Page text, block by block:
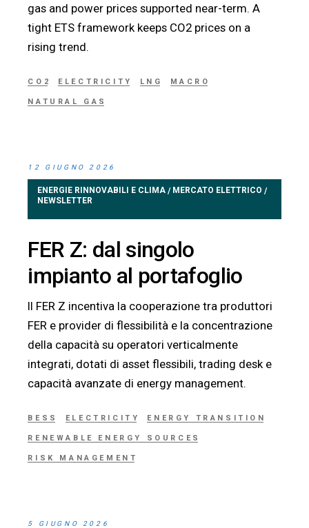
gas and power prices supported near-term. A
tight ETS framework keeps CO2 prices on a
rising trend.
CO2 ELECTRICITY LNG MACRO
NATURAL GAS
12 GIUGNO 2026
ENERGIE RINNOVABILI E CLIMA / MERCATO ELETTRICO /
NEWSLETTER
FER Z: dal singolo
impianto al portafoglio
Il FER Z incentiva la cooperazione tra produttori
FER e provider di flessibilità e la concentrazione
della capacità su operatori verticalmente
integrati, dotati di asset flessibili, trading desk e
capacità avanzate di energy management.
BESS ELECTRICITY ENERGY TRANSITION
RENEWABLE ENERGY SOURCES
RISK MANAGEMENT
5 GIUGNO 2026